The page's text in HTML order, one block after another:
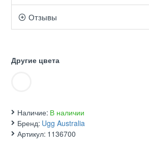
Отзывы
Другие цвета
Наличие: В наличии
Бренд: Ugg Australia
Артикул: 1136700